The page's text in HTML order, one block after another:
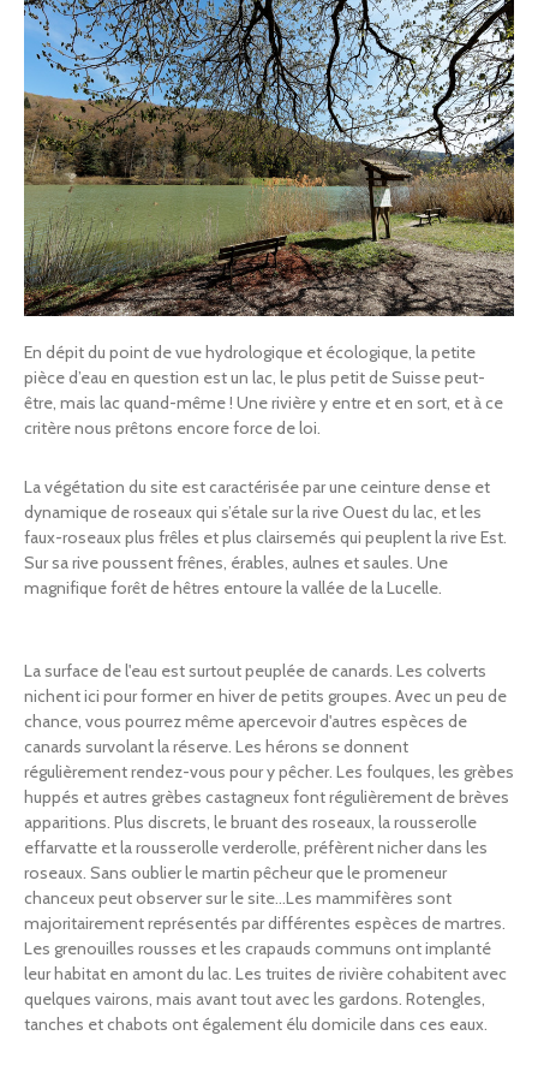
Contact
Devenir membre
En dépit du point de vue hydrologique et écologique, la petite
pièce d’eau en question est un lac, le plus petit de Suisse peut-
être, mais lac quand-même ! Une rivière y entre et en sort, et à ce
critère nous prêtons encore force de loi.
La végétation du site est caractérisée par une ceinture dense et
dynamique de roseaux qui s’étale sur la rive Ouest du lac, et les
faux-roseaux plus frêles et plus clairsemés qui peuplent la rive Est.
Sur sa rive poussent frênes, érables, aulnes et saules. Une
magnifique forêt de hêtres entoure la vallée de la Lucelle.
La surface de l'eau est surtout peuplée de canards. Les colverts
nichent ici pour former en hiver de petits groupes. Avec un peu de
chance, vous pourrez même apercevoir d'autres espèces de
canards survolant la réserve. Les hérons se donnent
régulièrement rendez-vous pour y pêcher. Les foulques, les grèbes
huppés et autres grèbes castagneux font régulièrement de brèves
apparitions. Plus discrets, le bruant des roseaux, la rousserolle
effarvatte et la rousserolle verderolle, préfèrent nicher dans les
roseaux. Sans oublier le martin pêcheur que le promeneur
chanceux peut observer sur le site…Les mammifères sont
majoritairement représentés par différentes espèces de martres.
Les grenouilles rousses et les crapauds communs ont implanté
leur habitat en amont du lac. Les truites de rivière cohabitent avec
quelques vairons, mais avant tout avec les gardons. Rotengles,
tanches et chabots ont également élu domicile dans ces eaux.